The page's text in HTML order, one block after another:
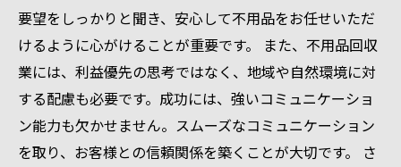
要望をしっかりと聞き、安心して不用品をお任せいただ
けるように心がけることが重要です。 また、不用品回収
業には、利益優先の思考ではなく、地域や自然環境に対
する配慮も必要です。成功には、強いコミュニケーショ
ン能力も欠かせません。スムーズなコミュニケーション
を取り、お客様との信頼関係を築くことが大切です。 さ